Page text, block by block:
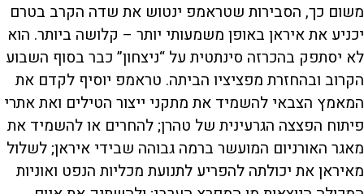
משום כך, הסבירות שטראמפ ינטוש את שדה הקרב בטרם
יכניע את איראן באופן משמעותי יותר – קלושה ביותר. הוא
לא יסתפק בהכרזה סינתטית על “ניצחון” כבר בסוף השבוע
הקרוב ובהחזרת מפציציו הביתה. טראמפ יוסיף לקדם את
המאמץ הצבאי להשמיד את מתקני ייצור הטילים ואת אתרי
פיתוח הפצצה הגרעינית של טהרן; להחרים או להשמיד את
מאגר האורניום המועשר ברמה גבוהה שבידי איראן; לשלול
מאיראן את יכולתה להפריע לתנועת מכליות הנפט ואוניות